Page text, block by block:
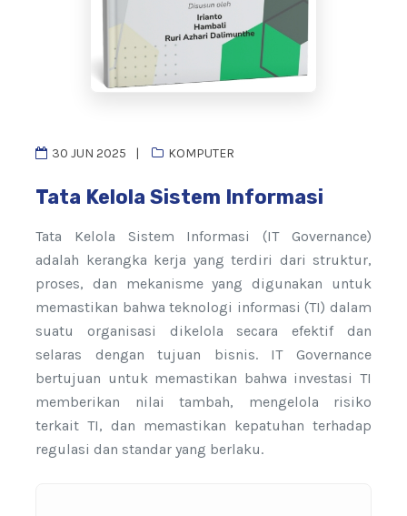
30 JUN 2025 KOMPUTER
Tata Kelola Sistem Informasi
Tata Kelola Sistem Informasi (IT Governance)
adalah kerangka kerja yang terdiri dari struktur,
proses, dan mekanisme yang digunakan untuk
memastikan bahwa teknologi informasi (TI) dalam
suatu organisasi dikelola secara efektif dan
selaras dengan tujuan bisnis. IT Governance
bertujuan untuk memastikan bahwa investasi TI
memberikan nilai tambah, mengelola risiko
terkait TI, dan memastikan kepatuhan terhadap
regulasi dan standar yang berlaku.